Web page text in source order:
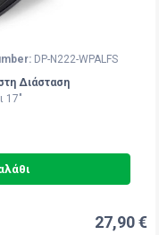
DP-N222-WPALFS
Διάσταση
17"
27,90 €